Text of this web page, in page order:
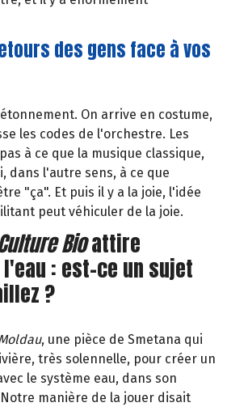
des gens face à vos
On arrive en costume,
les codes de l'orchestre. Les
à ce que la musique classique,
dans l'autre sens, à ce que
"ça". Et puis il y a la joie, l'idée
peut véhiculer de la joie.
Bioattire
: est-ce un sujet
?
, une pièce de Smetana qui
très solennelle, pour créer un
le système eau, dans son
manière de la jouer disait